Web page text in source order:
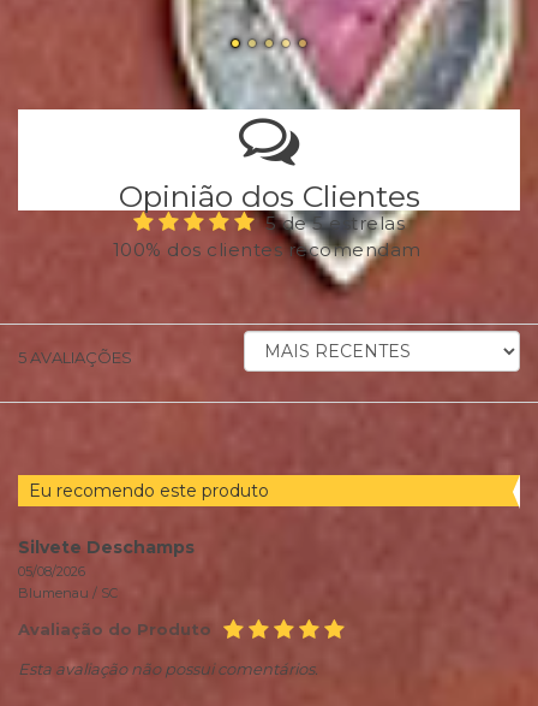
Opinião dos Clientes
5 de 5 estrelas
100% dos clientes recomendam
5 AVALIAÇÕES
ORDENAR
AVALIAÇÕES
Eu recomendo este produto
Silvete Deschamps
05/08/2026
Blumenau / SC
Avaliação do Produto
Esta avaliação não possui comentários.